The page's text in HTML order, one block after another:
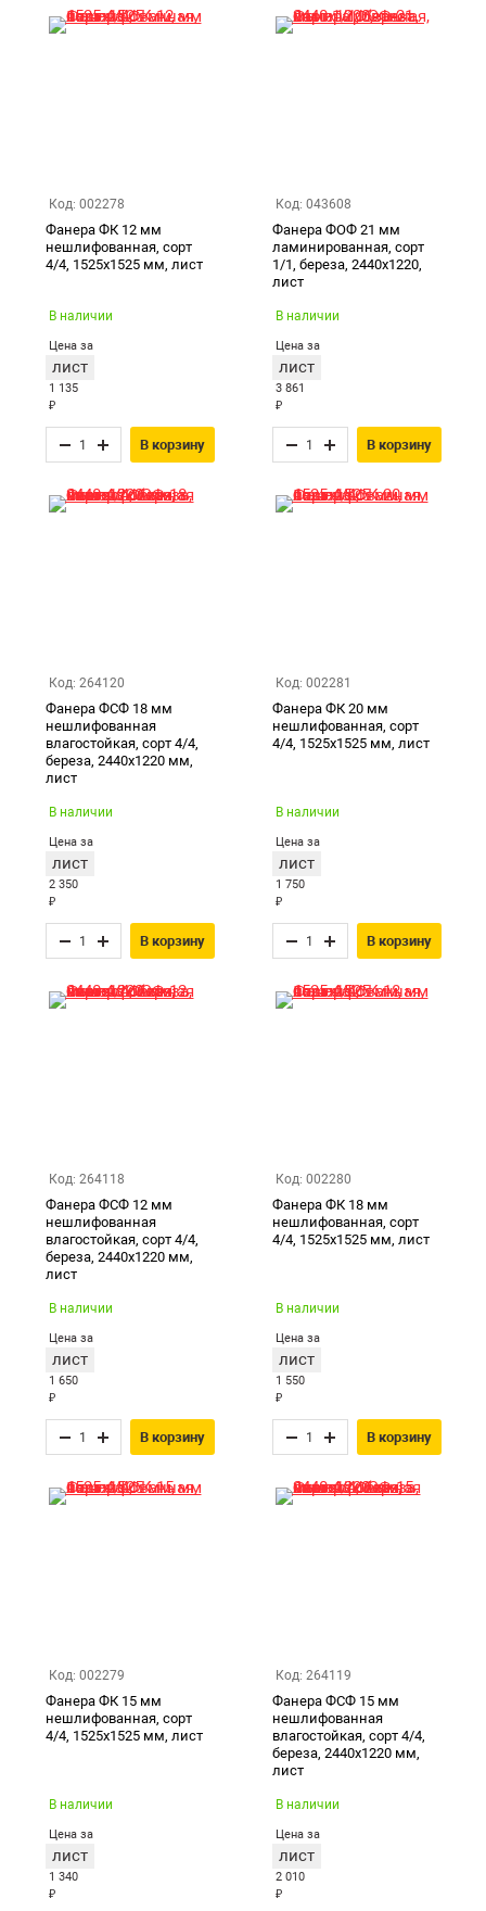
Код: 002278
Фанера ФК 12 мм
нешлифованная, сорт
4/4, 1525х1525 мм, лист
В наличии
Цена за
лист
1 135
₽
В корзину
Код: 043608
Фанера ФОФ 21 мм
ламинированная, сорт
1/1, береза, 2440х1220,
лист
В наличии
Цена за
лист
3 861
₽
В корзину
Код: 264120
Фанера ФСФ 18 мм
нешлифованная
влагостойкая, сорт 4/4,
береза, 2440х1220 мм,
лист
В наличии
Цена за
лист
2 350
₽
В корзину
Код: 002281
Фанера ФК 20 мм
нешлифованная, сорт
4/4, 1525х1525 мм, лист
В наличии
Цена за
лист
1 750
₽
В корзину
Код: 264118
Фанера ФСФ 12 мм
нешлифованная
влагостойкая, сорт 4/4,
береза, 2440х1220 мм,
лист
В наличии
Цена за
лист
1 650
₽
В корзину
Код: 002280
Фанера ФК 18 мм
нешлифованная, сорт
4/4, 1525х1525 мм, лист
В наличии
Цена за
лист
1 550
₽
В корзину
Код: 002279
Фанера ФК 15 мм
нешлифованная, сорт
4/4, 1525х1525 мм, лист
В наличии
Цена за
лист
1 340
₽
Код: 264119
Фанера ФСФ 15 мм
нешлифованная
влагостойкая, сорт 4/4,
береза, 2440х1220 мм,
лист
В наличии
Цена за
лист
2 010
₽